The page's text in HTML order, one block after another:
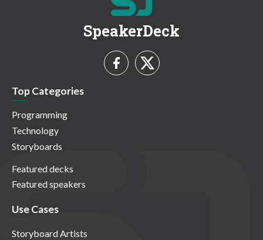
SpeakerDeck
Top Categories
Programming
Technology
Storyboards
Featured decks
Featured speakers
Use Cases
Storyboard Artists